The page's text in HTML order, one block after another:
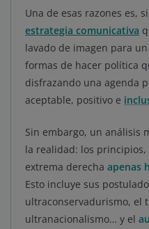
Una de esas razones es,
estrategia comunicativa
lavado de imagen para
formas de hacer política
disfrazando una agenda
aceptable, positivo e
Sin embargo, un análisis
la realidad: los
extrema derecha apenas
Esto incluye sus
ultraconservadurismo, el
ultranacionalismo… y el